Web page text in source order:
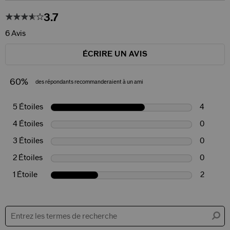
3.7
6 Avis
ÉCRIRE UN AVIS
60% des répondants recommanderaient à un ami
5 Étoiles 4
4 Étoiles 0
3 Étoiles 0
2 Étoiles 0
1 Étoile 2